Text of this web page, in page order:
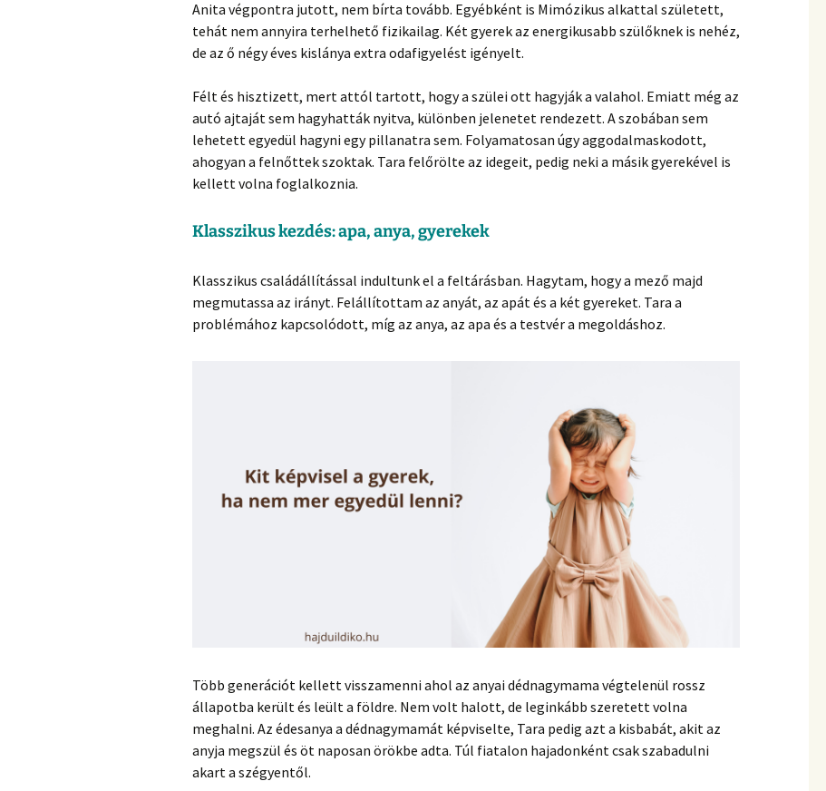
foglalkozások
Anita végpontra jutott, nem bírta tovább. Egyébként is Mimózikus alkattal született,
tehát nem annyira terhelhető fizikailag. Két gyerek az energikusabb szülőknek is nehéz,
de az ő négy éves kislánya extra odafigyelést igényelt.
Félt és hisztizett, mert attól tartott, hogy a szülei ott hagyják a valahol. Emiatt még az
autó ajtaját sem hagyhatták nyitva, különben jelenetet rendezett. A szobában sem
lehetett egyedül hagyni egy pillanatra sem. Folyamatosan úgy aggodalmaskodott,
ahogyan a felnőttek szoktak. Tara felőrölte az idegeit, pedig neki a másik gyerekével is
kellett volna foglalkoznia.
Klasszikus kezdés: apa, anya, gyerekek
Klasszikus családállítással indultunk el a feltárásban. Hagytam, hogy a mező majd
megmutassa az irányt. Felállítottam az anyát, az apát és a két gyereket. Tara a
problémához kapcsolódott, míg az anya, az apa és a testvér a megoldáshoz.
Több generációt kellett visszamenni ahol az anyai dédnagymama végtelenül rossz
állapotba került és leült a földre. Nem volt halott, de leginkább szeretett volna
meghalni. Az édesanya a dédnagymamát képviselte, Tara pedig azt a kisbabát, akit az
anyja megszül és öt naposan örökbe adta. Túl fiatalon hajadonként csak szabadulni
akart a szégyentől.